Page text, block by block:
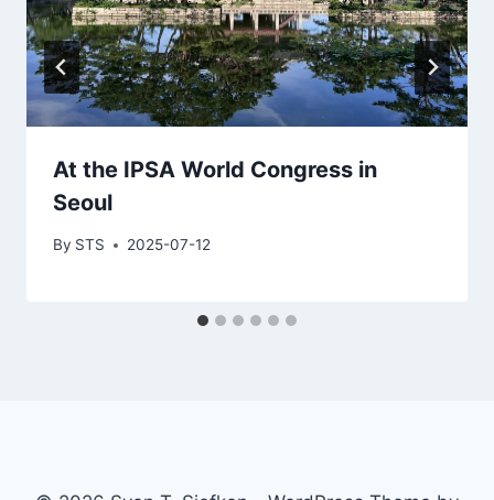
At the IPSA World Congress in
Seoul
By STS 2025-07-12